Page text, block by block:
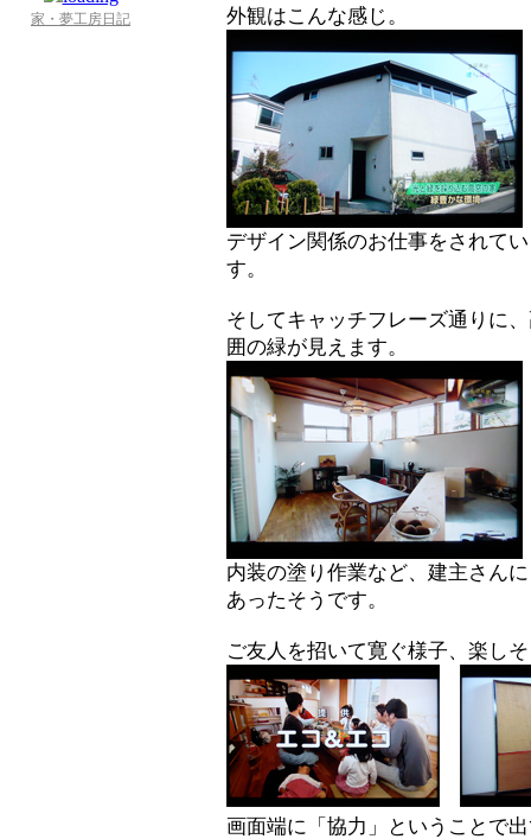
家・夢工房日記 外観はこんな感じ。
デザイン関係のお仕事をされて
す。
そしてキャッチフレーズ通りに
囲の緑が見えます。
内装の塗り作業など、建主さん
あったそうです。
ご友人を招いて寛ぐ様子、楽し
画面端に「協力」ということで